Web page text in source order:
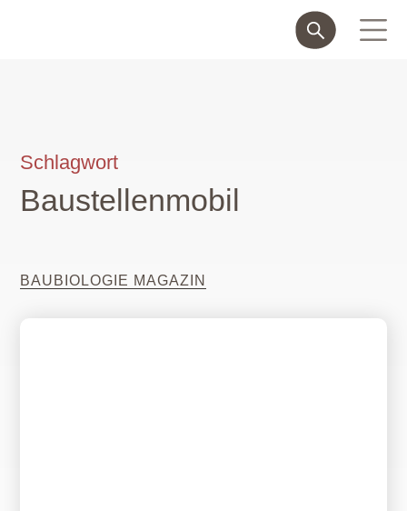
Schlagwort
Baustellenmobil
BAUBIOLOGIE MAGAZIN